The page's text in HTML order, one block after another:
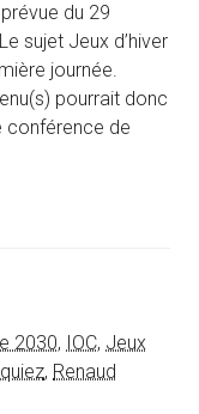
du 29
sujet Jeux d’hiver
journée.
pourrait donc
conférence de
2030, IOC, Jeux
, Renaud